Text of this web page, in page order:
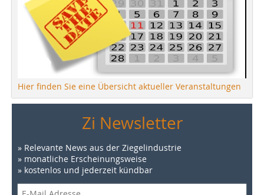
Hier finden Sie eine Übersicht aktueller Veranstaltungen
Zi Newsletter
» Relevante News aus der Ziegelindustrie
» monatliche Erscheinungsweise
» kostenlos und jederzeit kündbar